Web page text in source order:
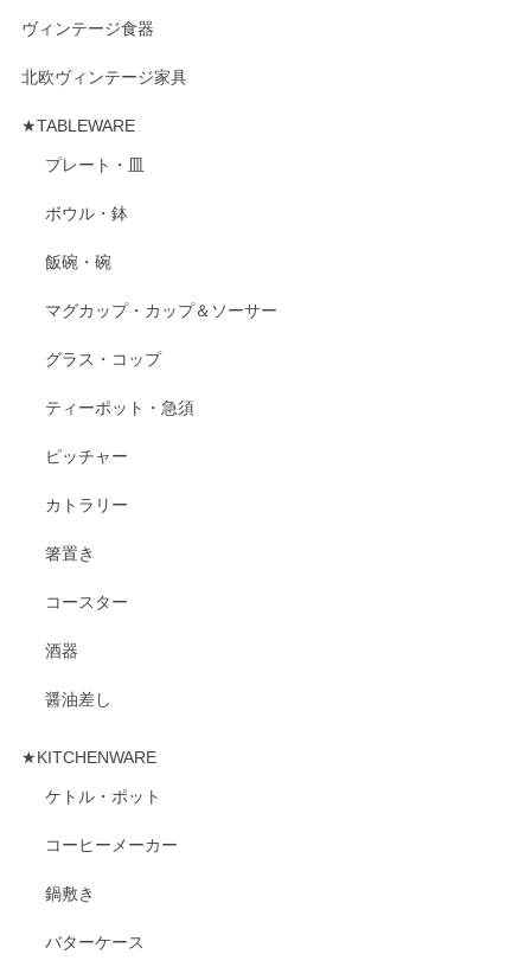
ヴィンテージ食器
北欧ヴィンテージ家具
★TABLEWARE
プレート・皿
ボウル・鉢
飯碗・碗
マグカップ・カップ＆ソーサー
グラス・コップ
ティーポット・急須
ピッチャー
カトラリー
箸置き
コースター
酒器
醤油差し
★KITCHENWARE
ケトル・ポット
コーヒーメーカー
鍋敷き
バターケース